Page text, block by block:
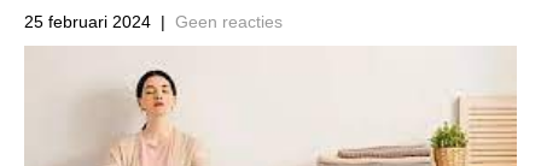
25 februari 2024 | Geen reacties